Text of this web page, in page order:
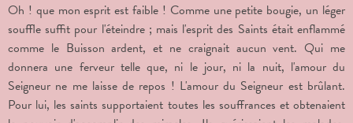
Oh ! que mon esprit est faible ! Comme une petite bougie, un léger
souffle suffit pour l'éteindre ; mais l'esprit des Saints était enflammé
comme le Buisson ardent, et ne craignait aucun vent. Qui me
donnera une ferveur telle que, ni le jour, ni la nuit, l'amour du
Seigneur ne me laisse de repos ! L'amour du Seigneur est brûlant.
Pour lui, les saints supportaient toutes les souffrances et obtenaient